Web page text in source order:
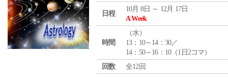
日程
10月 8日 ～ 12月 17日
A Week
時間
（水）
13：10～14：30／
14：50～16：10（1日2コマ）
回数
全12回